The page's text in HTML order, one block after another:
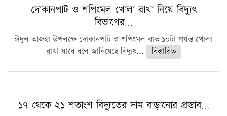
কঠোর হচ্ছে এসএসসি ও এইচএসসি পরীক্ষা
ফরিদগঞ্জে আগুনে পুড়লো ৬ ব্যবসা প্রতিষ্ঠান
দোকানপাট ও শপিংমল খোলা রাখা নিয়ে বিদ্যুৎ
বিভাগের…
ঈদুল আজহা উপলক্ষে দোকানপাট ও শপিংমল রাত ১০টা পর্যন্ত খোলা
রাখা যাবে বলে জানিয়েছে বিদ্যুৎ...
বিস্তারিত
১৭ থেকে ২১ শতাংশ বিদ্যুতের দাম বাড়ানোর প্রস্তাব…